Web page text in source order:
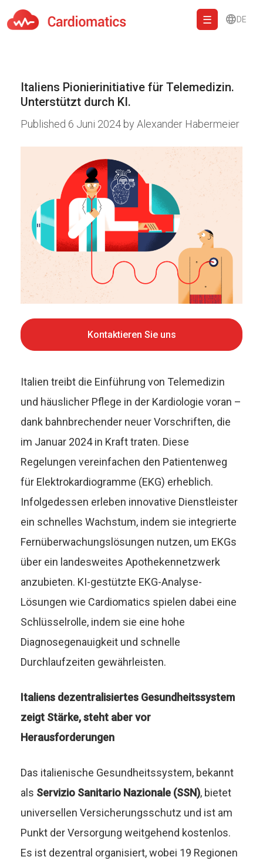
DE
Italiens Pionierinitiative für Telemedizin.
Unterstützt durch KI.
Published 6 Juni 2024 by Alexander Habermeier
Kontaktieren Sie uns
Italien treibt die Einführung von Telemedizin
und häuslicher Pflege in der Kardiologie voran –
dank bahnbrechender neuer Vorschriften, die
im Januar 2024 in Kraft traten. Diese
Regelungen vereinfachen den Patientenweg
für Elektrokardiogramme (EKG) erheblich.
Infolgedessen erleben innovative Dienstleister
ein schnelles Wachstum, indem sie integrierte
Fernüberwachungslösungen nutzen, um EKGs
über ein landesweites Apothekennetzwerk
anzubieten. KI-gestützte EKG-Analyse-
Lösungen wie Cardiomatics spielen dabei eine
Schlüsselrolle, indem sie eine hohe
Diagnosegenauigkeit und schnelle
Durchlaufzeiten gewährleisten.
Italiens dezentralisiertes Gesundheitssystem
zeigt Stärke, steht aber vor
Herausforderungen
Das italienische Gesundheitssystem, bekannt
als Servizio Sanitario Nazionale (SSN), bietet
universellen Versicherungsschutz und ist am
Punkt der Versorgung weitgehend kostenlos.
Es ist dezentral organisiert, wobei 19 Regionen